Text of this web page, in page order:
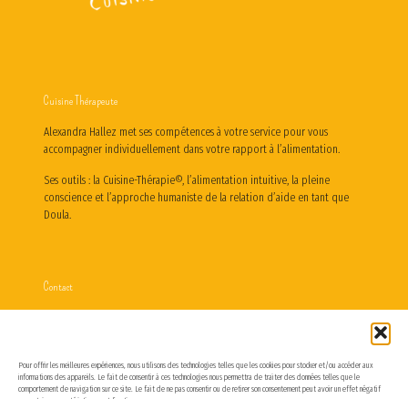
Pour offrir les meilleures expériences, nous utilisons des technologies telles que les cookies pour stocker et/ou accéder aux
informations des appareils. Le fait de consentir à ces technologies nous permettra de traiter des données telles que le
comportement de navigation sur ce site. Le fait de ne pas consentir ou de retirer son consentement peut avoir un effet négatif
Cuisine Thérapeute
Alexandra Hallez met ses compétences à votre service pour vous
accompagner individuellement dans votre rapport à l’alimentation.
Ses outils : la Cuisine-Thérapie©, l’alimentation intuitive, la pleine
conscience et l’approche humaniste de la relation d’aide en tant que
Doula.
Contact